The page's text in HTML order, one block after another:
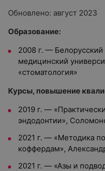
Обновлено: август 2023
Образование:
2008 г. — Белорусский
медицинский
«стоматология»
Курсы, повышение
2019 г. —
эндодонтии»,
2021 г. — «Методика
коффердам»,
2021 г. — «Азы и